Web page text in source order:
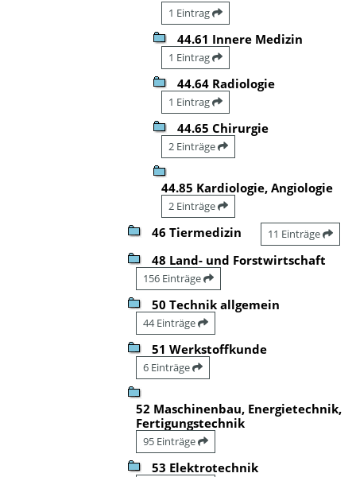
1 Eintrag
44.61 Innere Medizin
1 Eintrag
44.64 Radiologie
1 Eintrag
44.65 Chirurgie
2 Einträge
44.85 Kardiologie, Angiologie
2 Einträge
46 Tiermedizin 11 Einträge
48 Land- und Forstwirtschaft
156 Einträge
50 Technik allgemein
44 Einträge
51 Werkstoffkunde
6 Einträge
52 Maschinenbau, Energietechnik,
Fertigungstechnik
95 Einträge
53 Elektrotechnik